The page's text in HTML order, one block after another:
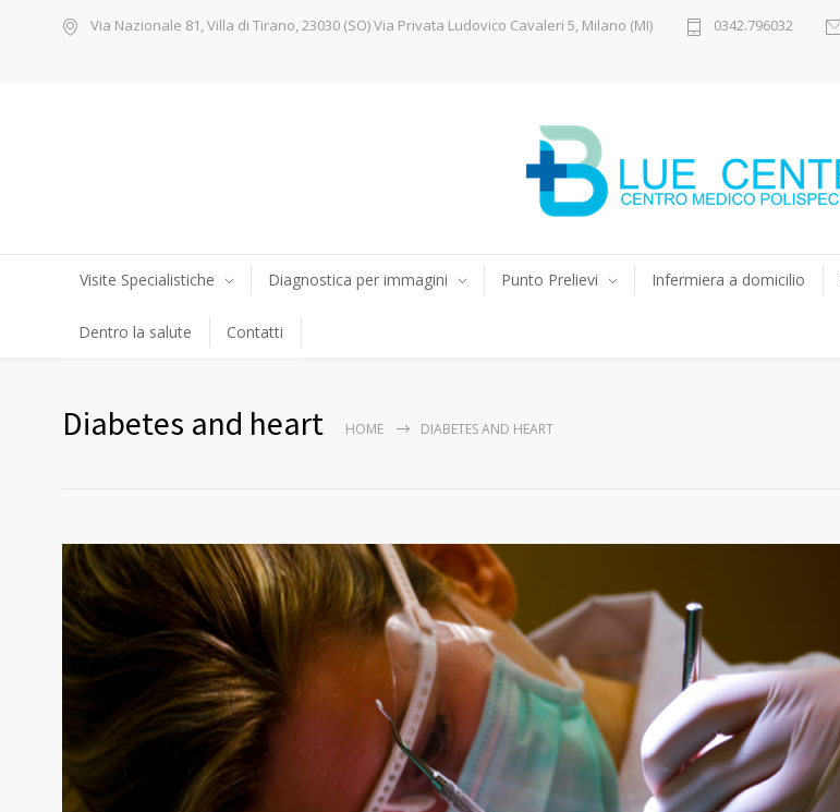
Via Nazionale 81, Villa di Tirano, 23030 (SO) Via Privata Ludovico Cavaleri 5, Milano (MI) 0342.796032
Visite Specialistiche Diagnostica per immagini Punto Prelievi Infermiera a domicilio
Dentro la salute Contatti
Diabetes and heart HOME DIABETES AND HEART